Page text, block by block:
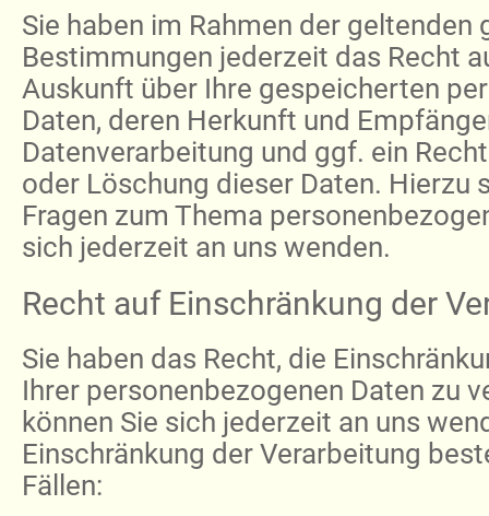
Sie haben im Rahmen der geltenden
Bestimmungen jederzeit das Recht
Auskunft über Ihre gespeicherten
Daten, deren Herkunft und
Datenverarbeitung und ggf. ein
oder Löschung dieser Daten. Hierzu
Fragen zum Thema
sich jederzeit an uns wenden.
Recht auf Einschränkung der
Sie haben das Recht, die
Ihrer personenbezogenen Daten zu
können Sie sich jederzeit an uns
Einschränkung der Verarbeitung
Fällen: